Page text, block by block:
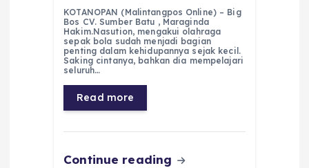
c
e
b
o
o
k
a
ts
A
p
p
e
g
r
a
m
ss
e
n
ai
l
re
KOTANOPAN (Malintangpos Online) – Big
Bos CV. Sumber Batu , Maraginda
Hakim.Nasution, mengakui olahraga
sepak bola sudah menjadi bagian
penting dalam kehidupannya sejak kecil.
Saking cintanya, bahkan dia mempelajari
seluruh…
Read more
Continue reading